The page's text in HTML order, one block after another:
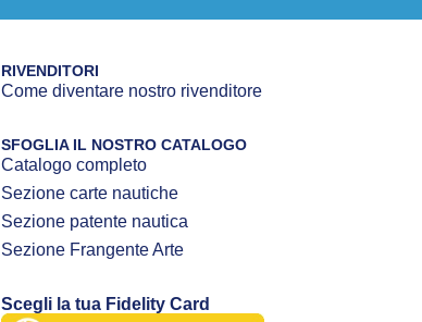
RIVENDITORI
Come diventare nostro rivenditore
SFOGLIA IL NOSTRO CATALOGO
Catalogo completo
Sezione carte nautiche
Sezione patente nautica
Sezione Frangente Arte
Scegli la tua Fidelity Card